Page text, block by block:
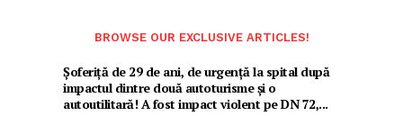
BROWSE OUR EXCLUSIVE ARTICLES!
Șoferiță de 29 de ani, de urgență la spital după
impactul dintre două autoturisme și o
autoutilitară! A fost impact violent pe DN 72,...